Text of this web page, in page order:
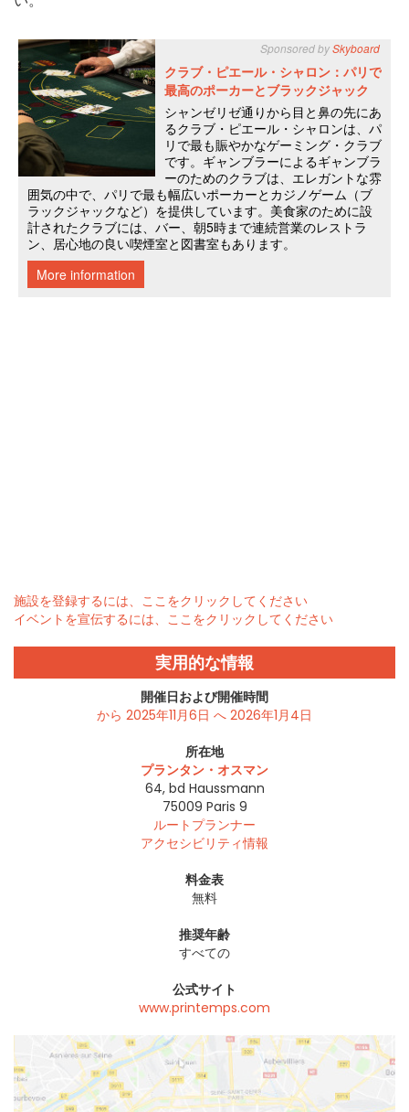
施設を登録するには、ここをクリックしてください
イベントを宣伝するには、ここをクリックしてください
実用的な情報
開催日および開催時間
から 2025年11月6日 へ 2026年1月4日
所在地
プランタン・オスマン
64, bd Haussmann
75009 Paris 9
ルートプランナー
アクセシビリティ情報
料金表
無料
推奨年齢
すべての
公式サイト
www.printemps.com